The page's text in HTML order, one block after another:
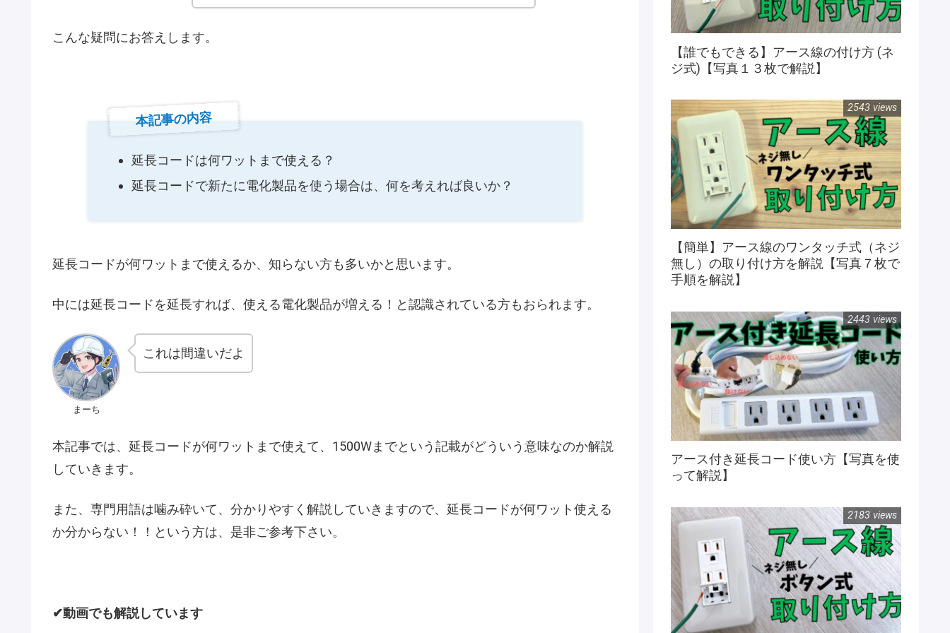
こんな疑問にお答えします。
本記事の内容
延長コードは何ワットまで使える？
延長コードで新たに電化製品を使う場合は、何を考えれば良いか？
延長コードが何ワットまで使えるか、知らない方も多いかと思います。
中には延長コードを延長すれば、使える電化製品が増える！と認識されている方もおられます。
まーち
これは間違いだよ
本記事では、延長コードが何ワットまで使えて、1500Wまでという記載がどういう意味なのか解説
していきます。
また、専門用語は噛み砕いて、分かりやすく解説していきますので、延長コードが何ワット使える
か分からない！！という方は、是非ご参考下さい。
✔動画でも解説しています
【誰でもできる】アース線の付け方 (ネ
ジ式)【写真１３枚で解説】
【簡単】アース線のワンタッチ式（ネジ
無し）の取り付け方を解説【写真７枚で
手順を解説】
2543 views
アース付き延長コード使い方【写真を使
って解説】
2443 views
2183 views